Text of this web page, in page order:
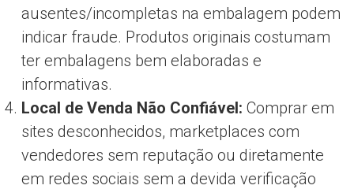
ausentes/incompletas na embalagem podem
indicar fraude. Produtos originais costumam
ter embalagens bem elaboradas e
informativas.
Local de Venda Não Confiável: Comprar em
sites desconhecidos, marketplaces com
vendedores sem reputação ou diretamente
em redes sociais sem a devida verificação